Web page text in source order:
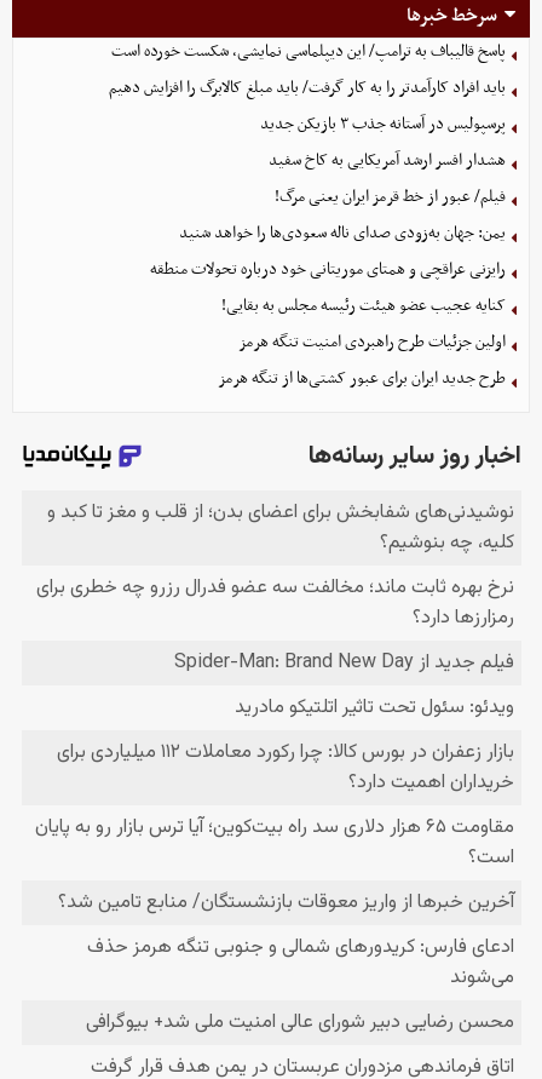
سرخط خبرها
پاسخ قالیباف به ترامپ/ این دیپلماسی نمایشی، شکست خورده است
باید افراد کارآمدتر را به کار گرفت/ باید مبلغ کالابرگ را افزایش دهیم
پرسپولیس در آستانه جذب ۳ بازیکن جدید
هشدار افسر ارشد آمریکایی به کاخ سفید
فیلم/ عبور از خط قرمز ایران یعنی مرگ!
یمن: جهان به‌زودی صدای ناله سعودی‌ها را خواهد شنید
رایزنی عراقچی و همتای موریتانی خود درباره تحولات منطقه
کنایه عجیب عضو هیئت رئیسه مجلس به بقایی!
اولین جزئیات طرح راهبردی امنیت تنگه هرمز
طرح جدید ایران برای عبور کشتی‌ها از تنگه هرمز